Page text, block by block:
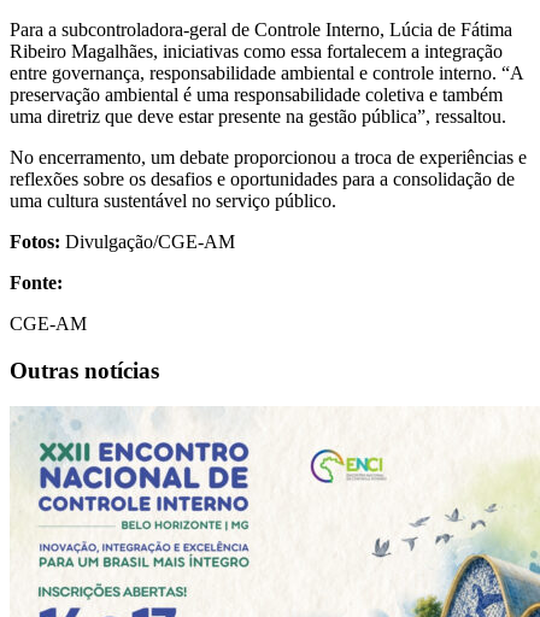
Para a subcontroladora-geral de Controle Interno, Lúcia de Fátima
Ribeiro Magalhães, iniciativas como essa fortalecem a integração
entre governança, responsabilidade ambiental e controle interno. “A
preservação ambiental é uma responsabilidade coletiva e também
uma diretriz que deve estar presente na gestão pública”, ressaltou.
No encerramento, um debate proporcionou a troca de experiências e
reflexões sobre os desafios e oportunidades para a consolidação de
uma cultura sustentável no serviço público.
Fotos: Divulgação/CGE-AM
Fonte:
CGE-AM
Outras notícias